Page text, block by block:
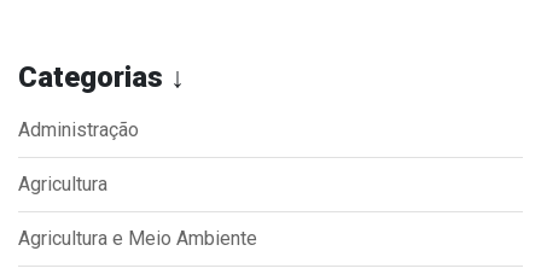
Categorias ↓
Administração
Agricultura
Agricultura e Meio Ambiente